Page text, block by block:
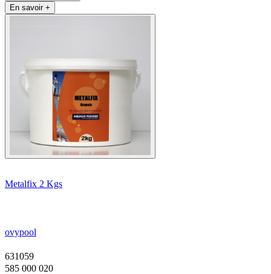
En savoir +
Metalfix 2 Kgs
ovypool
631059
585 000 020